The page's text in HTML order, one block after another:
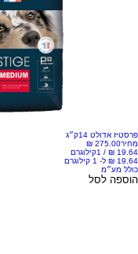
פרסטיז אדולט 14ק״ג
מחיר
/ 1קילוגרם
כולל מע״מ
הוספה לסל